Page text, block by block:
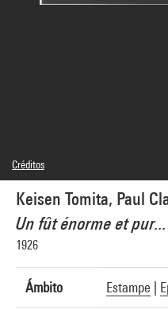
Keisen Tomita, Paul
Un fût énorme et pur...
1926
Ámbito Estampe
Créditos
Domaine public, © droits réservés
Créditos fotográficos : Centre
Referencia de la imagen : 4N89491
Difusión de la imagen :